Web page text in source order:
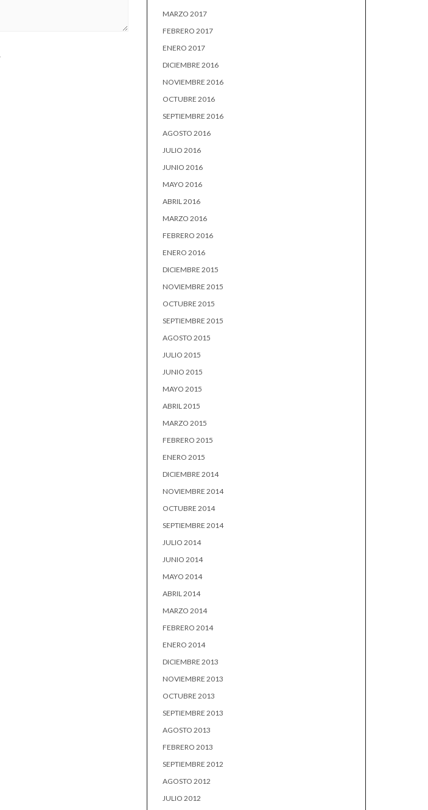
MARZO 2017
FEBRERO 2017
ENERO 2017
DICIEMBRE 2016
NOVIEMBRE 2016
OCTUBRE 2016
SEPTIEMBRE 2016
AGOSTO 2016
JULIO 2016
JUNIO 2016
MAYO 2016
ABRIL 2016
MARZO 2016
FEBRERO 2016
ENERO 2016
DICIEMBRE 2015
NOVIEMBRE 2015
OCTUBRE 2015
SEPTIEMBRE 2015
AGOSTO 2015
JULIO 2015
JUNIO 2015
MAYO 2015
ABRIL 2015
MARZO 2015
FEBRERO 2015
ENERO 2015
DICIEMBRE 2014
NOVIEMBRE 2014
OCTUBRE 2014
SEPTIEMBRE 2014
JULIO 2014
JUNIO 2014
MAYO 2014
ABRIL 2014
MARZO 2014
FEBRERO 2014
ENERO 2014
DICIEMBRE 2013
NOVIEMBRE 2013
OCTUBRE 2013
SEPTIEMBRE 2013
AGOSTO 2013
FEBRERO 2013
SEPTIEMBRE 2012
AGOSTO 2012
JULIO 2012